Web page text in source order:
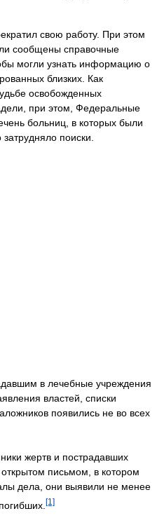
свою работу. При этом
сообщены справочные
могли узнать информацию о
близких. Как
освобожденных
при этом, Федеральные
больниц, в которых были
поиски.
в лечебные учреждения
властей, списки
появились не во всех
жертв и пострадавших
письмом, в котором
дела, они выявили не менее
[1]